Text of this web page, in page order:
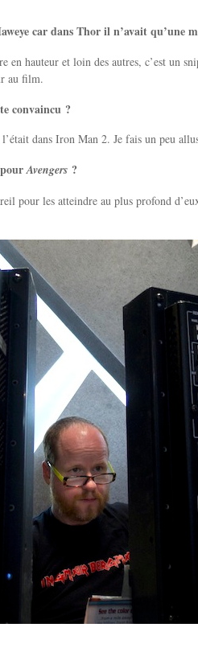
car dans Thor il n’avait qu’une
en hauteur et loin des autres, c’est un
au film.
convaincu ?
dans Iron Man 2. Je fais un peu
pourAvengers ?
pour les atteindre au plus profond